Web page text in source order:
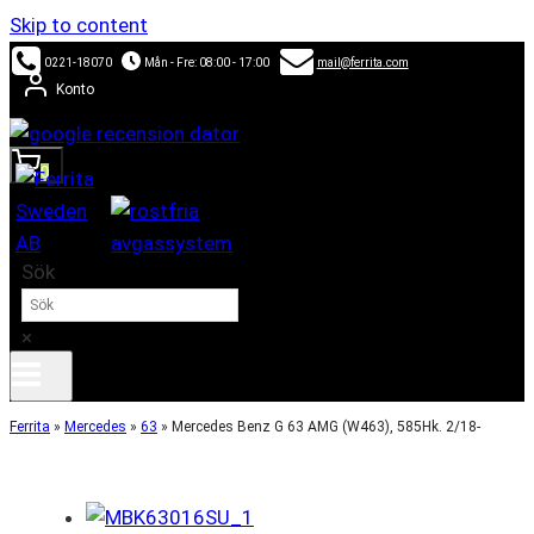
Skip to content
0221-18070 Mån - Fre: 08:00 - 17:00 mail@ferrita.com
Konto
0
Sök
×
Ferrita » Mercedes » 63 » Mercedes Benz G 63 AMG (W463), 585Hk. 2/18-